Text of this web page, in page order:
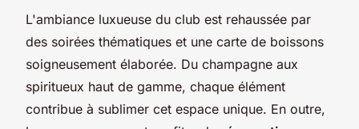
L'ambiance luxueuse du club est rehaussée par
des soirées thématiques et une carte de boissons
soigneusement élaborée. Du champagne aux
spiritueux haut de gamme, chaque élément
contribue à sublimer cet espace unique. En outre,